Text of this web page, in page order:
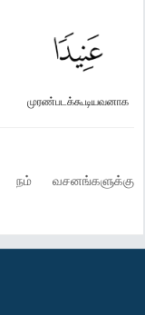
முரண்படக்கூடியவனாக
நம் வசனங்களுக்கு